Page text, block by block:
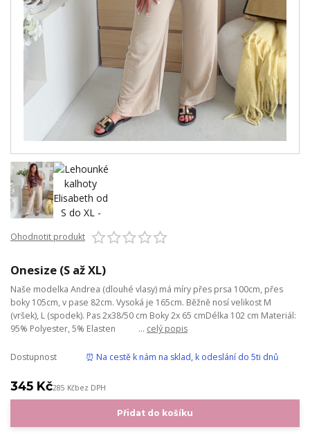
Ohodnotit produkt
Onesize (S až XL)
Naše modelka Andrea (dlouhé vlasy) má míry přes prsa 100cm, přes
boky 105cm, v pase 82cm. Vysoká je 165cm. Běžně nosí velikost M
(vršek), L (spodek). Pas 2x38/50 cm Boky 2x 65 cmDélka 102 cm Materiál:
95% Polyester, 5% Elasten ... celý popis
Dostupnost ⏰ Na cestě k nám na sklad, k odeslání do 5ti dnů
345 Kč285 Kčbez DPH
Přidat do košíku